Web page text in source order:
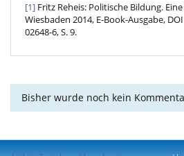
[1] Fritz Reheis: Politische Bildung.
Wiesbaden 2014, E-Book-Ausgabe,
02648-6, S. 9.
Bisher wurde noch kein